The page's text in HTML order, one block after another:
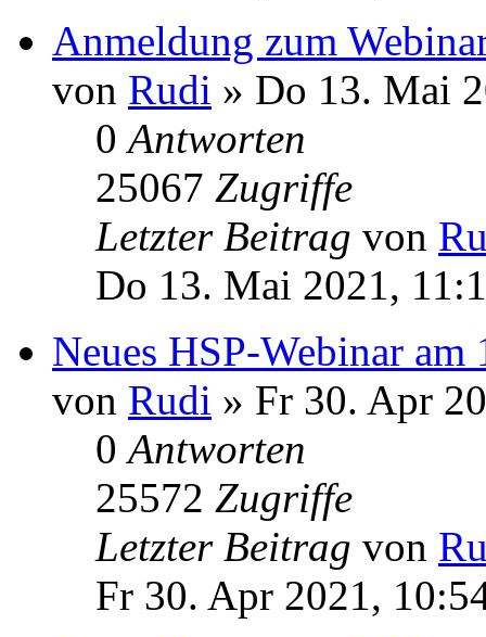
Anmeldung zum
von Rudi » Do 13. Mai
0Antworten
25067 Zugriffe
Letzter Beitrag von
Do 13. Mai 2021,
Neues HSP-Webinar am
von Rudi » Fr 30. Apr
0Antworten
25572 Zugriffe
Letzter Beitrag von
Fr 30. Apr 2021,